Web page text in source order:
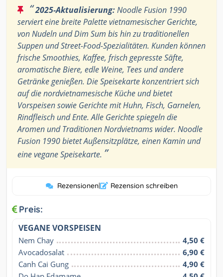
“2025-Aktualisierung:Noodle Fusion 1990
serviert eine breite Palette vietnamesischer Gerichte,
von Nudeln und Dim Sum bis hin zu traditionellen
Suppen und Street-Food-Spezialitäten. Kunden können
frische Smoothies, Kaffee, frisch gepresste Säfte,
aromatische Biere, edle Weine, Tees und andere
Getränke genießen. Die Speisekarte konzentriert sich
auf die nordvietnamesische Küche und bietet
Vorspeisen sowie Gerichte mit Huhn, Fisch, Garnelen,
Rindfleisch und Ente. Alle Gerichte spiegeln die
Aromen und Traditionen Nordvietnams wider. Noodle
Fusion 1990 bietet Außensitzplätze, einen Kamin und
eine vegane Speisekarte. ”
Rezensionen| Rezension schreiben
Preis:
VEGANE VORSPEISEN
Nem Chay
4,50 €
Avocadosalat
6,90 €
Canh Cai Gung
4,90 €